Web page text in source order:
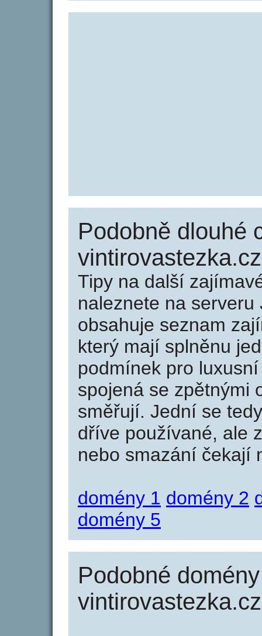
Podobně dlouhé
vintirovastezka.cz
Tipy na další
naleznete na serveru
obsahuje seznam
který mají splněnu
podmínek pro
spojená se zpětnými
směřují. Jední se
dříve používané, ale
nebo smazání čekají
domény 1 domény 2
domény 5
Podobné
vintirovastezka.cz